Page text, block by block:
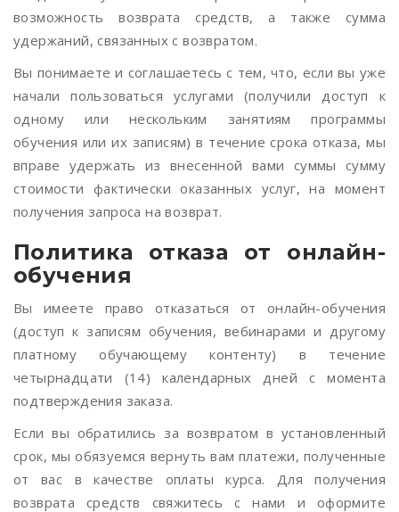
возможность возврата средств, а также сумма
удержаний, связанных с возвратом.
Вы понимаете и соглашаетесь с тем, что, если вы уже
начали пользоваться услугами (получили доступ к
одному или нескольким занятиям программы
обучения или их записям) в течение срока отказа, мы
вправе удержать из внесенной вами суммы сумму
стоимости фактически оказанных услуг, на момент
получения запроса на возврат.
Политика отказа от онлайн-
обучения
Вы имеете право отказаться от онлайн-обучения
(доступ к записям обучения, вебинарами и другому
платному обучающему контенту) в течение
четырнадцати (14) календарных дней с момента
подтверждения заказа.
Если вы обратились за возвратом в установленный
срок, мы обязуемся вернуть вам платежи, полученные
от вас в качестве оплаты курса. Для получения
возврата средств свяжитесь с нами и оформите